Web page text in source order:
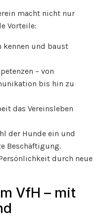
macht nicht nur
Vorteile:
kennen und baust
– von
bis hin zu
das Vereinsleben
der Hunde ein und
Beschäftigung.
durch neue
VfH – mit